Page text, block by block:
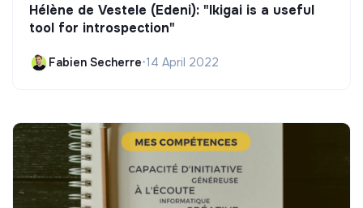
Hélène de Vestele (Edeni): "Ikigai is a useful
tool for introspection"
Fabien Secherre•14 April 2022